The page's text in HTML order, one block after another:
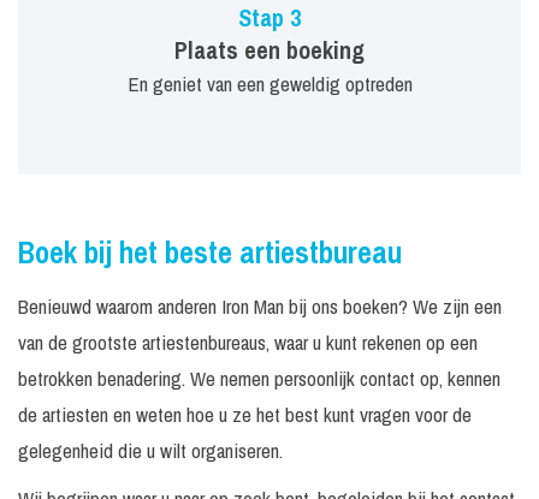
Stap 3
Plaats een boeking
En geniet van een geweldig optreden
Boek bij het beste artiestbureau
Benieuwd waarom anderen Iron Man bij ons boeken? We zijn een
van de grootste artiestenbureaus, waar u kunt rekenen op een
betrokken benadering. We nemen persoonlijk contact op, kennen
de artiesten en weten hoe u ze het best kunt vragen voor de
gelegenheid die u wilt organiseren.